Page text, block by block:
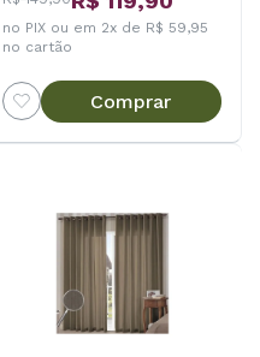
no PIX ou em 2x de R$ 59,95
no cartão
Comprar